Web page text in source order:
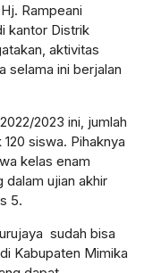
Rampeani
kantor Distrik
aktivitas
selama ini berjalan
2023 ini, jumlah
siswa. Pihaknya
kelas enam
dalam ujian akhir
5.
sudah bisa
Kabupaten Mimika